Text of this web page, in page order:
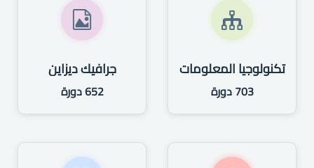
تكنولوجيا المعلومات
703 دورة
جرافيك ديزاين
652 دورة